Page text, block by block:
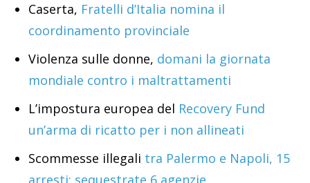
Caserta, Fratelli d’Italia nomina il
coordinamento provinciale
Violenza sulle donne, domani la giornata
mondiale contro i maltrattamenti
L’impostura europea del Recovery Fund
un’arma di ricatto per i non allineati
Scommesse illegali tra Palermo e Napoli, 15